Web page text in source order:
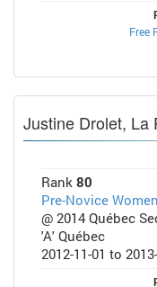
Free
Justine Drolet, La
Rank 80
Pre-Novice
@ 2014 Québec
'A' Québec
2012-11-01 to